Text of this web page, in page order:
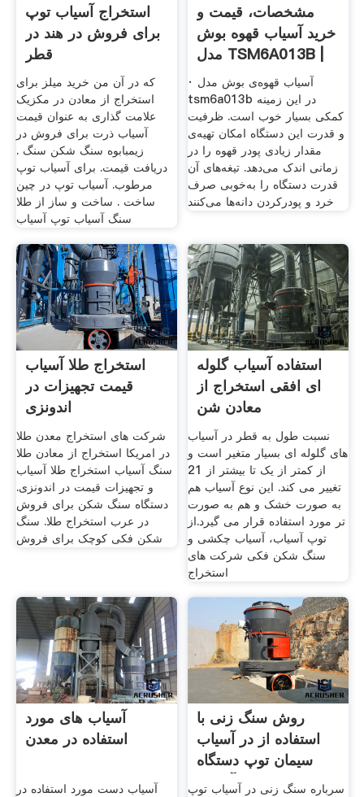
استخراج آسیاب توپ
برای فروش در هند در
قطر
که در آن من خرید میلز برای
استخراج از معادن در مکزیک
علامت گذاری به عنوان قیمت
آسیاب ذرت برای فروش در
زیمبابوه سنگ شکن سنگ .
دریافت قیمت. برای آسیاب توپ
مرطوب. آسیاب توپ در چین
ساخت . ساخت و ساز از طلا
سنگ آسیاب توپ آسیاب
مشخصات، قیمت و
خرید آسیاب قهوه بوش
مدل TSM6A013B |
دیجی‌کالا
· آسیاب قهوه‌ی بوش مدل
tsm6a013b در این زمینه
کمکی بسیار خوب است. ظرفیت
و قدرت این دستگاه امکان تهیه‌ی
مقدار زیادی پودر قهوه را در
زمانی اندک می‌دهد. تیغه‌های آن
قدرت دستگاه را به‌خوبی صرف
خرد و پودرکردن دانه‌ها می‌کنند
استخراج طلا آسیاب
قیمت تجهیزات در
اندونزی
شرکت های استخراج معدن طلا
در امریکا استخراج از معادن طلا
سنگ آسیاب استخراج طلا آسیاب
و تجهیزات قیمت در اندونزی.
دستگاه سنگ شکن برای فروش
در عرب استخراج طلا. سنگ
شکن فکی کوچک برای فروش
استفاده آسیاب گلوله
ای افقی استخراج از
معادن شن
نسبت طول به قطر در آسیاب
های گلوله ای بسیار متغیر است و
از کمتر از یک تا بیشتر از 21
تغییر می کند. این نوع آسیاب هم
به صورت خشک و هم به صورت
تر مورد استفاده قرار می گیرد.از
توپ آسیاب، آسیاب چکشی و
سنگ شکن فکی شرکت های
استخراج
آسیاب های مورد
استفاده در معدن
آسیاب دست مورد استفاده در
روش سنگ زنی با
استفاده از در آسیاب
سیمان توپ دستگاه
آسیاب
سرباره سنگ زنی در آسیاب توپ